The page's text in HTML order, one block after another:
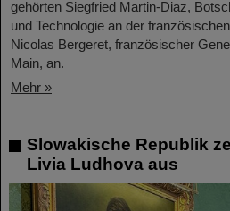
gehörten Siegfried Martin-Diaz,
und Technologie an der
Nicolas Bergeret, französischer
Main, an.
Mehr »
Slowakische Republik
Livia Ludhova aus